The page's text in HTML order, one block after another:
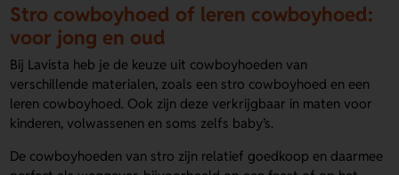
Stro cowboyhoed of leren cowboyhoed:
voor jong en oud
Bij Lavista heb je de keuze uit cowboyhoeden van
verschillende materialen, zoals een stro cowboyhoed en een
leren cowboyhoed. Ook zijn deze verkrijgbaar in maten voor
kinderen, volwassenen en soms zelfs baby’s.
De cowboyhoeden van stro zijn relatief goedkoop en daarmee